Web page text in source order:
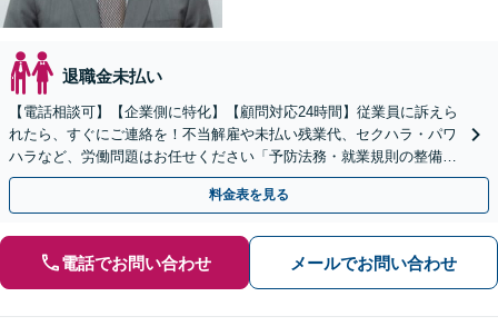
退職金未払い
【電話相談可】【企業側に特化】【顧問対応24時間】従業員に訴えら
れたら、すぐにご連絡を！不当解雇や未払い残業代、セクハラ・パワ
ハラなど、労働問題はお任せください「予防法務・就業規則の整備で
トラブルを未然に防ぐ」【英語・韓国語対応】
料金表を見る
電話でお問い合わせ メールでお問い合わせ